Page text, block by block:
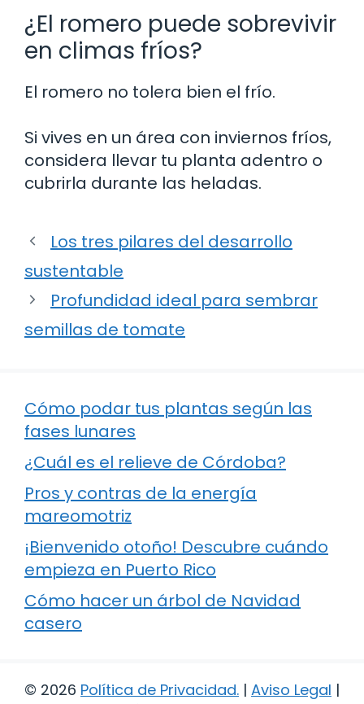
¿El romero puede sobrevivir
en climas fríos?
El romero no tolera bien el frío.
Si vives en un área con inviernos fríos,
considera llevar tu planta adentro o
cubrirla durante las heladas.
Los tres pilares del desarrollo
sustentable
Profundidad ideal para sembrar
semillas de tomate
Cómo podar tus plantas según las
fases lunares
¿Cuál es el relieve de Córdoba?
Pros y contras de la energía
mareomotriz
¡Bienvenido otoño! Descubre cuándo
empieza en Puerto Rico
Cómo hacer un árbol de Navidad
casero
© 2026 Política de Privacidad. | Aviso Legal |